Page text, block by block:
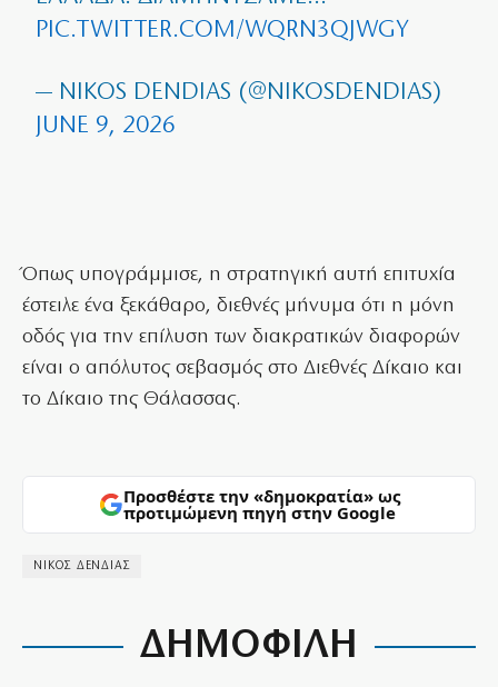
PIC.TWITTER.COM/WQRN3QJWGY
— NIKOS DENDIAS (@NIKOSDENDIAS)
JUNE 9, 2026
Όπως υπογράμμισε, η στρατηγική αυτή επιτυχία
έστειλε ένα ξεκάθαρο, διεθνές μήνυμα ότι η μόνη
οδός για την επίλυση των διακρατικών διαφορών
είναι ο απόλυτος σεβασμός στο Διεθνές Δίκαιο και
το Δίκαιο της Θάλασσας.
Προσθέστε την «δημοκρατία» ως
προτιμώμενη πηγή στην Google
ΝΙΚΟΣ ΔΕΝΔΙΑΣ
ΔΗΜΟΦΙΛΗ